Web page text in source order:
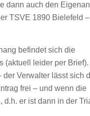
dann auch den
TSVE 1890 Bielefeld
befindet sich die
(aktuell leider per Brief).
Verwalter lässt sich
frei – und wenn die
er ist dann in der